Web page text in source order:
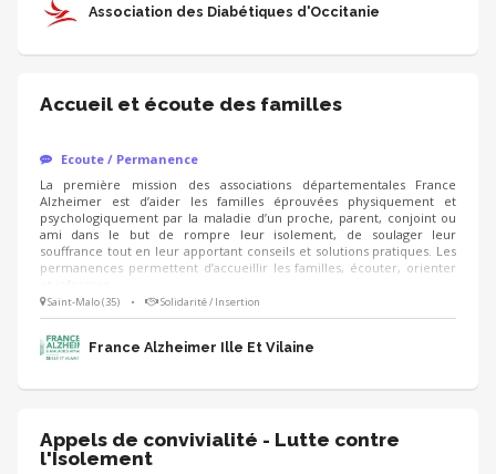
adhérents.Association des Diabétiques d'Occitanie
Accueil et écoute des familles
Ecoute / Permanence
La première mission des associations départementales France
Alzheimer est d’aider les familles éprouvées physiquement et
psychologiquement par la maladie d’un proche, parent, conjoint ou
ami dans le but de rompre leur isolement, de soulager leur
souffrance tout en leur apportant conseils et solutions pratiques. Les
permanences permettent d’accueillir les familles, écouter, orienter
Saint-Malo (35) • Solidarité / Insertion
France Alzheimer Ille Et Vilaine
Appels de convivialité - Lutte contre
l'Isolement